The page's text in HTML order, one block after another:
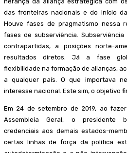
das fronteiras nacionais e do início
Houve fases de pragmatismo nessa
fases de subserviência.
contrapartidas, a posições norte-
resultados diretos. Já a fase
flexibilidade na formação de alianças,
a qualquer país. O que importava
interesse nacional. Este sim, o objetivo
Em 24 de setembro de 2019, ao
Assembleia Geral, o presidente
credenciais aos demais estados-
certas linhas de força da política